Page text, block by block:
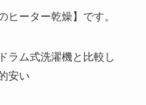
ヒーター乾燥】です。
ラム式洗濯機と比較し
安い